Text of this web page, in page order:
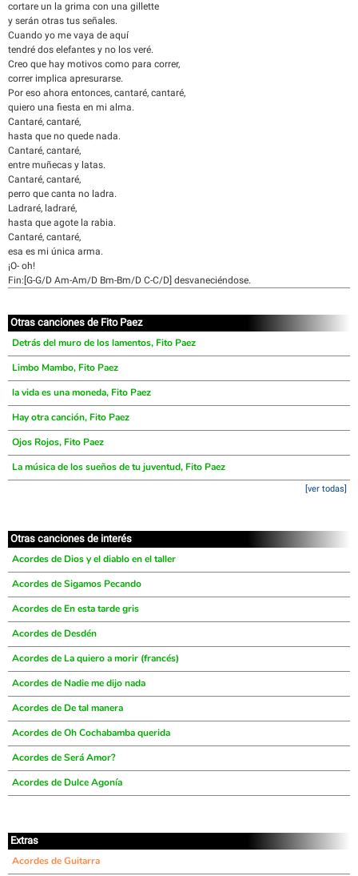
cortare un la grima con una gillette
y serán otras tus señales.
Cuando yo me vaya de aquí
tendré dos elefantes y no los veré.
Creo que hay motivos como para correr,
correr implica apresurarse.
Por eso ahora entonces, cantaré, cantaré,
quiero una fiesta en mi alma.
Cantaré, cantaré,
hasta que no quede nada.
Cantaré, cantaré,
entre muñecas y latas.
Cantaré, cantaré,
perro que canta no ladra.
Ladraré, ladraré,
hasta que agote la rabia.
Cantaré, cantaré,
esa es mi única arma.
¡O- oh!
Fin:[G-G/D Am-Am/D Bm-Bm/D C-C/D] desvaneciéndose.
Otras canciones de Fito Paez
Detrás del muro de los lamentos, Fito Paez
Limbo Mambo, Fito Paez
la vida es una moneda, Fito Paez
Hay otra canción, Fito Paez
Ojos Rojos, Fito Paez
La música de los sueños de tu juventud, Fito Paez
[ver todas]
Otras canciones de interés
Acordes de Dios y el diablo en el taller
Acordes de Sigamos Pecando
Acordes de En esta tarde gris
Acordes de Desdén
Acordes de La quiero a morir (francés)
Acordes de Nadie me dijo nada
Acordes de De tal manera
Acordes de Oh Cochabamba querida
Acordes de Será Amor?
Acordes de Dulce Agonía
Extras
Acordes de Guitarra